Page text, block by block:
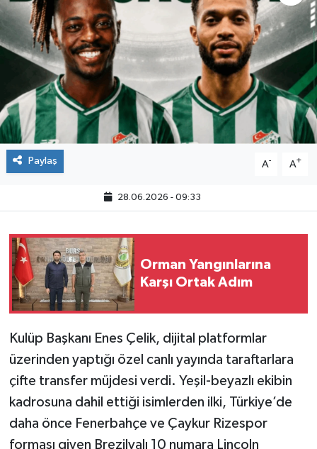
Paylaş A- A+
28.06.2026 - 09:33
Orman Yangınlarına
Karşı Ortak Adım
Kulüp Başkanı Enes Çelik, dijital platformlar
üzerinden yaptığı özel canlı yayında taraftarlara
çifte transfer müjdesi verdi. Yeşil-beyazlı ekibin
kadrosuna dahil ettiği isimlerden ilki, Türkiye’de
daha önce Fenerbahçe ve Çaykur Rizespor
forması giyen Brezilyalı 10 numara Lincoln